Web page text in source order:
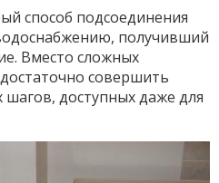
способ подсоединения
получивший
Вместо сложных
совершить
доступных даже для